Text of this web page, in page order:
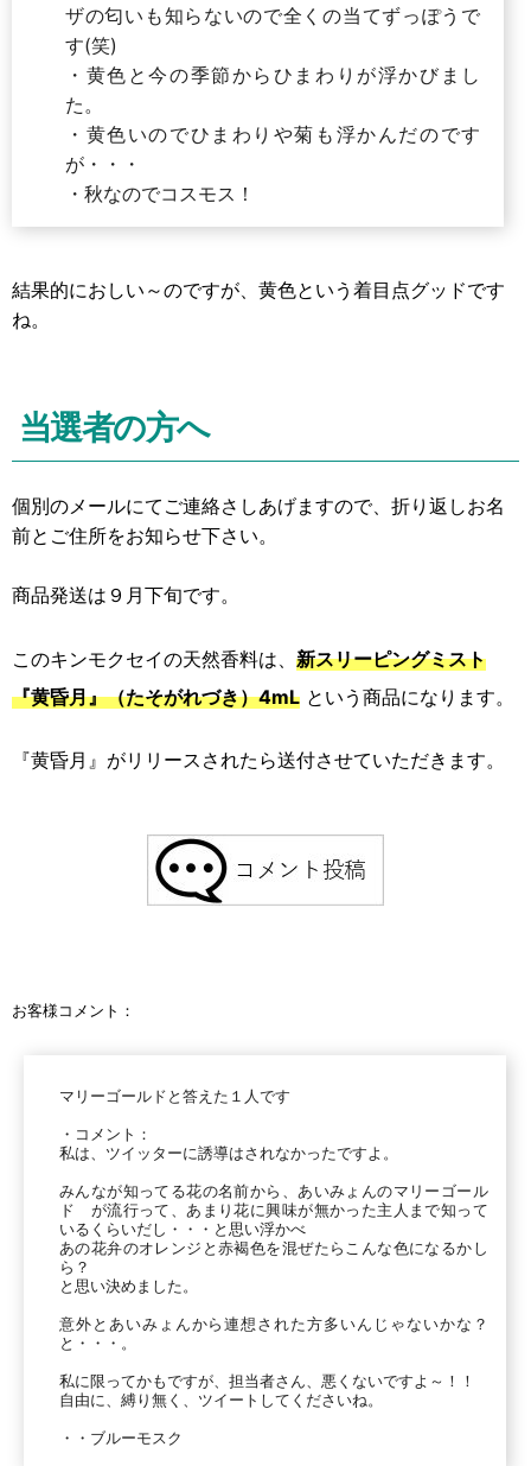
ザの匂いも知らないので全くの当てずっぽうで
す(笑)
・黄色と今の季節からひまわりが浮かびまし
た。
・黄色いのでひまわりや菊も浮かんだのです
が・・・
・秋なのでコスモス！
結果的におしい～のですが、黄色という着目点グッドです
ね。
当選者の方へ
個別のメールにてご連絡さしあげますので、折り返しお名
前とご住所をお知らせ下さい。
商品発送は９月下旬です。
このキンモクセイの天然香料は、 新スリーピングミスト
『黄昏月』（たそがれづき）4mL という商品になります。
『黄昏月』がリリースされたら送付させていただきます。
お客様コメント：
マリーゴールドと答えた１人です
・コメント：
私は、ツイッターに誘導はされなかったですよ。
みんなが知ってる花の名前から、あいみょんのマリーゴール
ド が流行って、あまり花に興味が無かった主人まで知って
いるくらいだし・・・と思い浮かべ
あの花弁のオレンジと赤褐色を混ぜたらこんな色になるかし
ら？
と思い決めました。
意外とあいみょんから連想された方多いんじゃないかな？
と・・・。
私に限ってかもですが、担当者さん、悪くないですよ～！！
自由に、縛り無く、ツイートしてくださいね。
・・ブルーモスク